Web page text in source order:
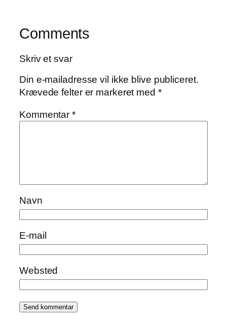
Comments
Skriv et svar
Din e-mailadresse vil ikke blive publiceret.
Krævede felter er markeret med *
Kommentar*
Navn
E-mail
Websted